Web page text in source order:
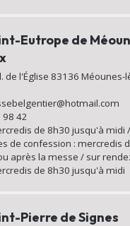
Eutrope de
de l'Église 83136
98 42
de 8h30 jusqu'à midi
de confession : mercredis
après la messe / sur
de 8h30 jusqu'à midi
Pierre de Signes